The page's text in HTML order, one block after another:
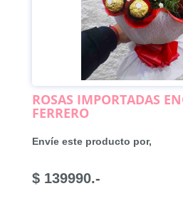
ROSAS IMPORTADAS
FERRERO
Envíe este producto por,
$ 139990.-